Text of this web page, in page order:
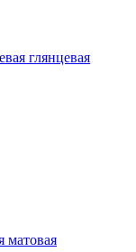
глянцевая
матовая